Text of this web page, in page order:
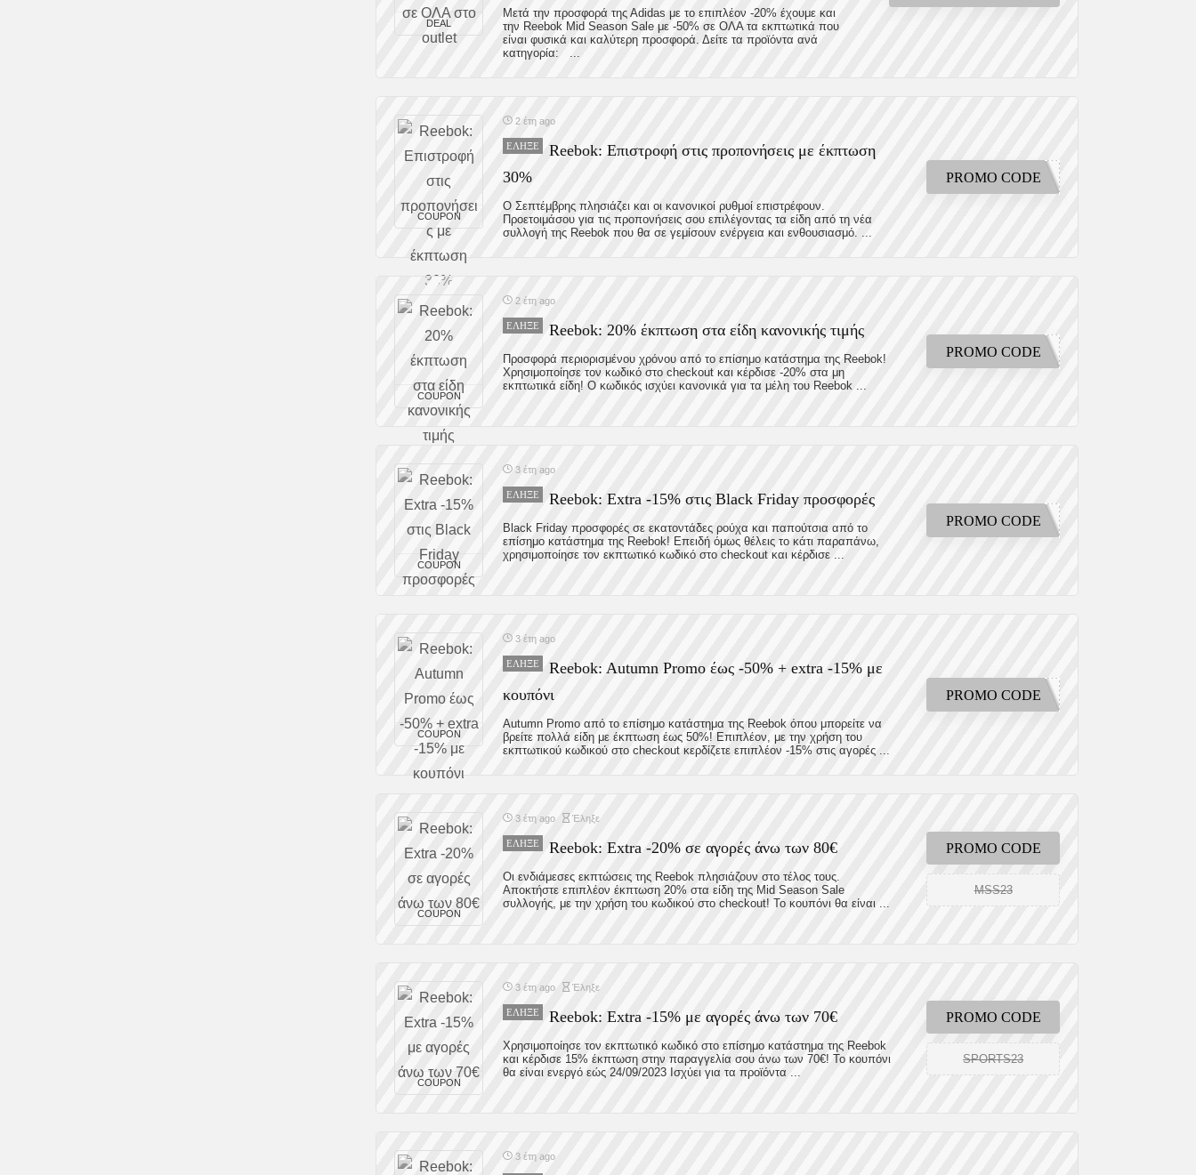
DEAL
Μετά την προσφορά της Αdidas με το επιπλέον -20% έχουμε και
την Reebok Mid Season Sale με -50% σε ΟΛΑ τα εκπτωτικά που
είναι φυσικά και καλύτερη προσφορά. Δείτε τα προϊόντα ανά
κατηγορία: ...
COUPON
2 έτη ago
ΈΛΗΞΕ
Reebok: Επιστροφή στις προπονήσεις με έκπτωση
30%
Ο Σεπτέμβρης πλησιάζει και οι κανονικοί ρυθμοί επιστρέφουν.
Προετοιμάσου για τις προπονήσεις σου επιλέγοντας τα είδη από τη νέα
συλλογή της Reebok που θα σε γεμίσουν ενέργεια και ενθουσιασμό. ...
PROMO CODE
COUPON
2 έτη ago
ΈΛΗΞΕ Reebok: 20% έκπτωση στα είδη κανονικής τιμής
Προσφορά περιορισμένου χρόνου από το επίσημο κατάστημα της Reebok!
Χρησιμοποίησε τον κωδικό στο checkout και κέρδισε -20% στα μη
εκπτωτικά είδη! Ο κωδικός ισχύει κανονικά για τα μέλη του Reebok ...
PROMO CODE
COUPON
3 έτη ago
ΈΛΗΞΕ Reebok: Extra -15% στις Black Friday προσφορές
Black Friday προσφορές σε εκατοντάδες ρούχα και παπούτσια από το
επίσημο κατάστημα της Reebok! Επειδή όμως θέλεις το κάτι παραπάνω,
χρησιμοποίησε τον εκπτωτικό κωδικό στο checkout και κέρδισε ...
PROMO CODE
COUPON
3 έτη ago
ΈΛΗΞΕ
Reebok: Autumn Promo έως -50% + extra -15% με
κουπόνι
Autumn Promo από το επίσημο κατάστημα της Reebok όπου μπορείτε να
βρείτε πολλά είδη με έκπτωση έως 50%! Επιπλέον, με την χρήση του
εκπτωτικού κωδικού στο checkout κερδίζετε επιπλέον -15% στις αγορές ...
PROMO CODE
COUPON
3 έτη ago Έληξε
ΈΛΗΞΕ Reebok: Extra -20% σε αγορές άνω των 80€
Οι ενδιάμεσες εκπτώσεις της Reebok πλησιάζουν στο τέλος τους.
Αποκτήστε επιπλέον έκπτωση 20% στα είδη της Mid Season Sale
συλλογής, με την χρήση του κωδικού στο checkout! Το κουπόνι θα είναι ...
PROMO CODE
MSS23
COUPON
3 έτη ago Έληξε
ΈΛΗΞΕ Reebok: Extra -15% με αγορές άνω των 70€
Χρησιμοποίησε τον εκπτωτικό κωδικό στο επίσημο κατάστημα της Reebok
και κέρδισε 15% έκπτωση στην παραγγελία σου άνω των 70€! Το κουπόνι
θα είναι ενεργό εώς 24/09/2023 Ισχύει για τα προϊόντα ...
PROMO CODE
SPORTS23
3 έτη ago